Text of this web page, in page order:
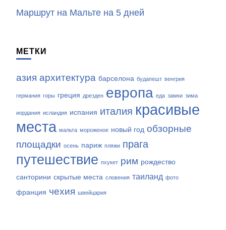
Маршрут на Мальте на 5 дней
МЕТКИ
азия архитектура барселона будапешт венгрия
германия горы греция дрезден европа еда замки зима
иордания исландия испания италия красивые
места мальта мороженое новый год обзорные
площадки осень париж пляжи прага
путешествие пхукет рим рождество
санторини скрытые места словения таиланд фото
франция чехия швейцария